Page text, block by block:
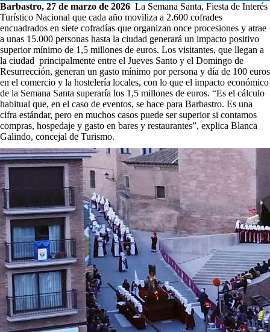
Barbastro, 27 de marzo de 2026 La Semana Santa, Fiesta de Interés
Turístico Nacional que cada año moviliza a 2.600 cofrades
encuadrados en siete cofradías que organizan once procesiones y atrae
a unas 15.000 personas hasta la ciudad generará un impacto positivo
superior mínimo de 1,5 millones de euros. Los visitantes, que llegan a
la ciudad principalmente entre el Jueves Santo y el Domingo de
Resurrección, generan un gasto mínimo por persona y día de 100 euros
en el comercio y la hostelería locales, con lo que el impacto económico
de la Semana Santa superaría los 1,5 millones de euros. “Es el cálculo
habitual que, en el caso de eventos, se hace para Barbastro. Es una
cifra estándar, pero en muchos casos puede ser superior si contamos
compras, hospedaje y gasto en bares y restaurantes”, explica Blanca
Galindo, concejal de Turismo.